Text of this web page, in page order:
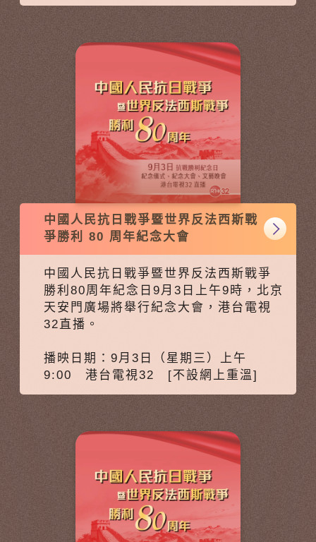
中國人民抗日戰爭暨世界反法西斯戰
爭勝利 80 周年紀念大會
中國人民抗日戰爭暨世界反法西斯戰爭
勝利80周年紀念日9月3日上午9時，北京
天安門廣場將舉行紀念大會，港台電視
32直播。
播映日期：9月3日（星期三）上午
9:00 港台電視32 [不設網上重溫]